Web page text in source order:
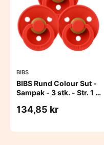
BIBS
BIBS Rund Colour Sut -
Sampak - 3 stk. - Str. 1 -
134,85 kr